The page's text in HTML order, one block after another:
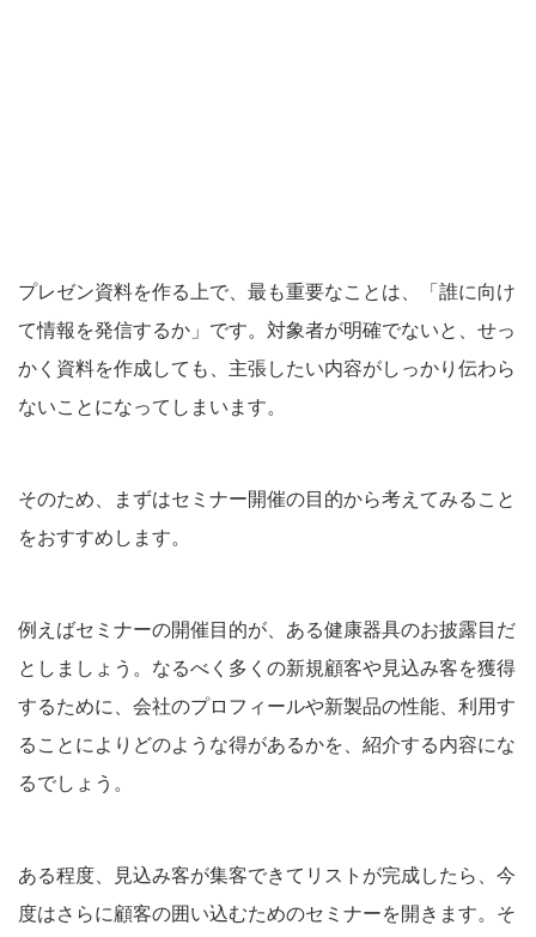
プレゼン資料を作る上で、最も重要なことは、「誰に向け
て情報を発信するか」です。対象者が明確でないと、せっ
かく資料を作成しても、主張したい内容がしっかり伝わら
ないことになってしまいます。
そのため、まずはセミナー開催の目的から考えてみること
をおすすめします。
例えばセミナーの開催目的が、ある健康器具のお披露目だ
としましょう。なるべく多くの新規顧客や見込み客を獲得
するために、会社のプロフィールや新製品の性能、利用す
ることによりどのような得があるかを、紹介する内容にな
るでしょう。
ある程度、見込み客が集客できてリストが完成したら、今
度はさらに顧客の囲い込むためのセミナーを開きます。そ